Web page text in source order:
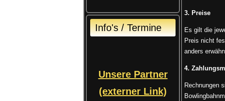
Info's / Termine
Unsere Partner
(externer Link)
3. Preise
Es gilt die
Preis nicht
anders
4.
Rechnungen